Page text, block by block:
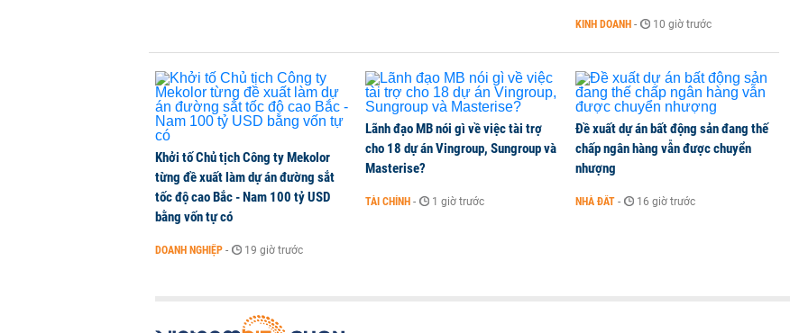
KINH DOANH - 10 giờ trước
Khởi tố Chủ tịch Công ty Mekolor
từng đề xuất làm dự án đường sắt
tốc độ cao Bắc - Nam 100 tỷ USD
bằng vốn tự có
DOANH NGHIỆP - 19 giờ trước
Lãnh đạo MB nói gì về việc tài trợ
cho 18 dự án Vingroup, Sungroup và
Masterise?
TÀI CHÍNH - 1 giờ trước
Đề xuất dự án bất động sản đang thế
chấp ngân hàng vẫn được chuyển
nhượng
NHÀ ĐẤT - 16 giờ trước